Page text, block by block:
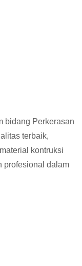
bidang Perkerasan
terbaik,
kontruksi
profesional dalam